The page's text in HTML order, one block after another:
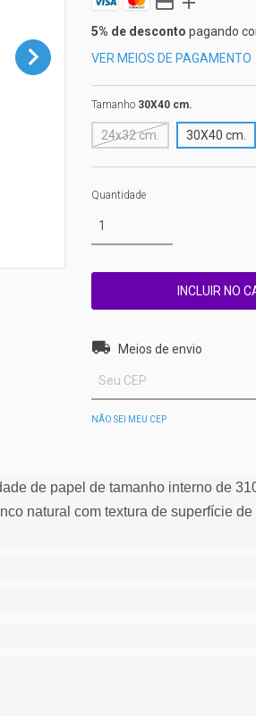
5% de desconto pagando
VER MEIOS DE PAGAMENTO
Tamanho 30X40 cm.
24x32 cm. 30X40 cm.
Quantidade
Entregas para o CEP:
Meios de envio
NÃO SEI MEU CEP
de papel de tamanho interno de
natural com textura de superfície